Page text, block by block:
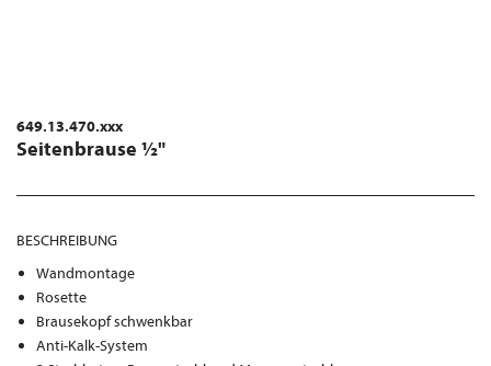
649.13.470.xxx
Seitenbrause ½"
BESCHREIBUNG
Wandmontage
Rosette
Brausekopf schwenkbar
Anti-Kalk-System